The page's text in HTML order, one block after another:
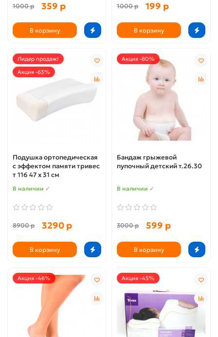
1000 р 359 р
В корзину
1000 р 199 р
В корзину
Лидер продаж!
Акция -63%
Подушка ортопедическая
с эффектом памяти тривес
т 116 47 x 31 см
В наличии ✓
8900 р 3290 р
В корзину
Акция -80%
Бандаж грыжевой
пупочный детский т.26.30
В наличии ✓
3000 р 599 р
В корзину
Акция -46% Акция -45%